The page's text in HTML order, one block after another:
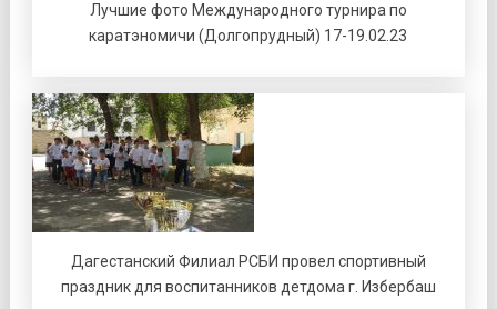
Лучшие фото Международного турнира по
каратэномичи (Долгопрудный) 17-19.02.23
Дагестанский Филиал РСБИ провел спортивный
праздник для воспитанников детдома г. Избербаш